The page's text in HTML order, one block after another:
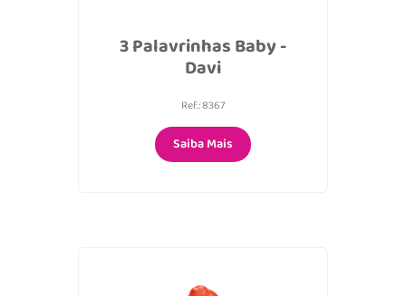
3 Palavrinhas Baby -
Davi
Ref.: 8367
Saiba Mais